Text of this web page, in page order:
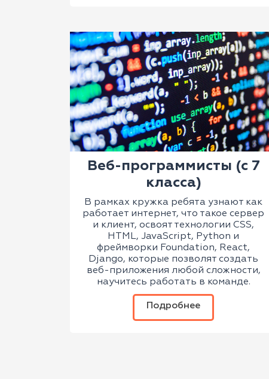
Веб-программисты (с 7
класса)
В рамках кружка ребята узнают как
работает интернет, что такое сервер
и клиент, освоят технологии CSS,
HTML, JavaScript, Python и
фреймворки Foundation, React,
Django, которые позволят создать
веб-приложения любой сложности,
научитесь работать в команде.
Подробнее